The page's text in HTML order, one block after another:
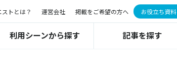
トとは？ 運営会社 掲載をご希望の方へ お役立ち資料
利用シーンから探す 記事を探す